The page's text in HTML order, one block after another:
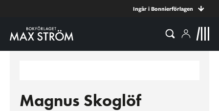
Ingår i Bonnierförlagen
Magnus Skoglöf